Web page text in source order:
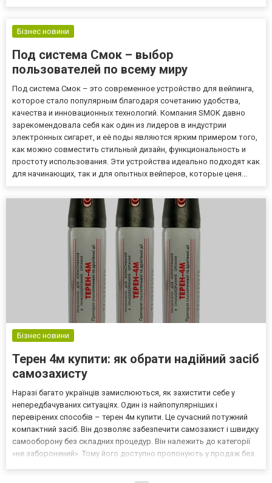
безпеки та р...
Бізнес новини
Под система Смок – выбор
пользователей по всему миру
Под система Смок – это современное устройство для вейпинга,
которое стало популярным благодаря сочетанию удобства,
качества и инновационных технологий. Компания SMOK давно
зарекомендовала себя как один из лидеров в индустрии
электронных сигарет, и её поды являются ярким примером того,
как можно совместить стильный дизайн, функциональность и
простоту использования. Эти устройства идеально подходят как
для начинающих, так и для опытных вейперов, которые ценя...
Бізнес новини
Терен 4м купити: як обрати надійний засіб
самозахисту
Наразі багато українців замислюються, як захистити себе у
непередбачуваних ситуаціях. Один із найпопулярніших і
перевірених способів – терен 4м купити. Це сучасний потужний
компактний засіб. Він дозволяє забезпечити самозахист і швидку
самооборону без складних процедур. Він належить до категорії
«не заборонений». Тому його доступно пропонують у продаж без